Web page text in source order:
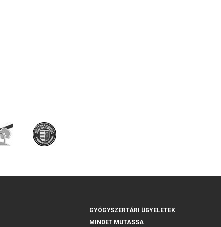
GYÓGYSZERTÁRI ÜGYELETEK
MINDET MUTASSA